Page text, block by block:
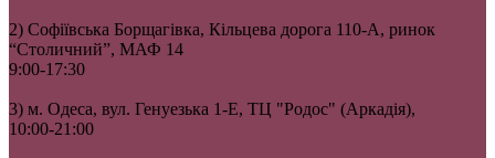
2) Софіївська Борщагівка, Кільцева дорога 110-А, ринок
“Столичний”, МАФ 14
9:00-17:30
3) м. Одеса, вул. Генуезька 1-Е, ТЦ "Родос" (Аркадія),
10:00-21:00